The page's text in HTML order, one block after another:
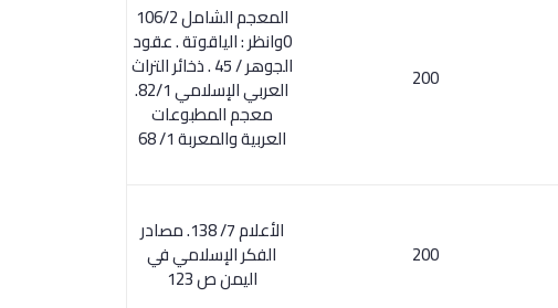
200
المعجم الشامل 106/2
0وانظر : الياقوتة . عقود
الجوهر / 45 . ذخائر التراث
العربي الإسلامي 82/1.
معجم المطبوعات
العربية والمعربة 1/ 68
200
الأعلام 7/ 138. مصادر
الفكر الإسلامي في
اليمن ص 123